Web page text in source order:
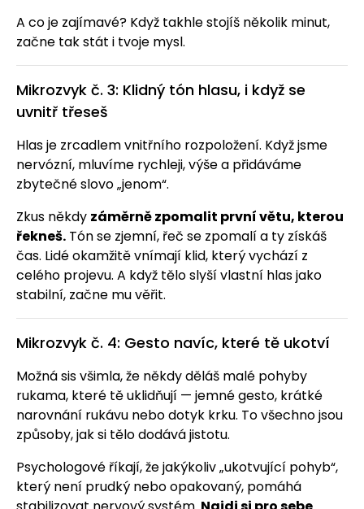
A co je zajímavé? Když takhle stojíš několik minut,
začne tak stát i tvoje mysl.
Mikrozvyk č. 3: Klidný tón hlasu, i když se
uvnitř třeseš
Hlas je zrcadlem vnitřního rozpoložení. Když jsme
nervózní, mluvíme rychleji, výše a přidáváme
zbytečné slovo „jenom“.
Zkus někdy záměrně zpomalit první větu, kterou
řekneš. Tón se zjemní, řeč se zpomalí a ty získáš
čas. Lidé okamžitě vnímají klid, který vychází z
celého projevu. A když tělo slyší vlastní hlas jako
stabilní, začne mu věřit.
Mikrozvyk č. 4: Gesto navíc, které tě ukotví
Možná sis všimla, že někdy děláš malé pohyby
rukama, které tě uklidňují — jemné gesto, krátké
narovnání rukávu nebo dotyk krku. To všechno jsou
způsoby, jak si tělo dodává jistotu.
Psychologové říkají, že jakýkoliv „ukotvující pohyb“,
který není prudký nebo opakovaný, pomáhá